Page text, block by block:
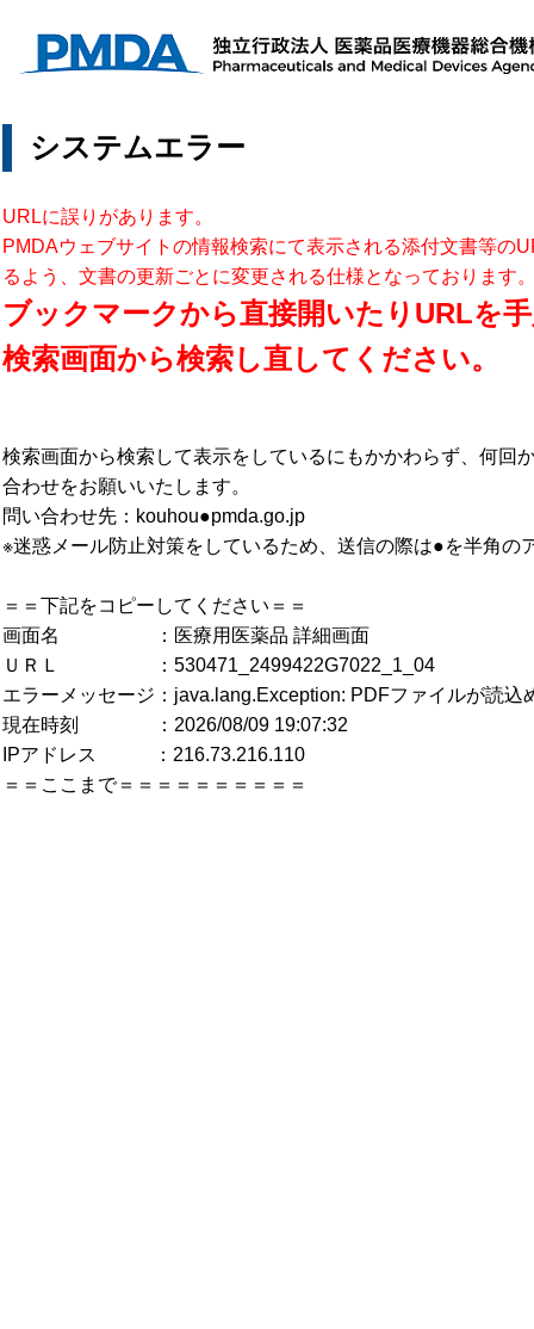
システムエラー
URLに誤りがあります。
PMDAウェブサイトの情報検索にて表示される添付文書等の
るよう、文書の更新ごとに変更される仕様となっております
ブックマークから直接開いたりURLを
検索画面から検索し直してください。
検索画面から検索して表示をしているにもかかわらず、何回
合わせをお願いいたします。
問い合わせ先：kouhou●pmda.go.jp
※迷惑メール防止対策をしているため、送信の際は●を半角の
＝＝下記をコピーしてください＝＝
画面名 ：医療用医薬品 詳細画面
ＵＲＬ ：530471_2499422G7022_1_04
エラーメッセージ：java.lang.Exception: PDFファイルが読込
現在時刻 ：2026/08/09 19:07:32
IPアドレス ：216.73.216.110
＝＝ここまで＝＝＝＝＝＝＝＝＝＝